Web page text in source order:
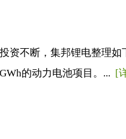
不断，集邦锂电整理如
的动力电池项目。... [